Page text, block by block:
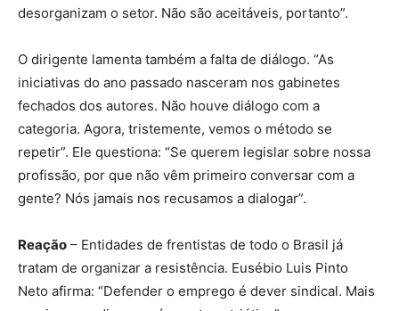
desorganizam o setor. Não são aceitáveis, portanto”.
O dirigente lamenta também a falta de diálogo. “As
iniciativas do ano passado nasceram nos gabinetes
fechados dos autores. Não houve diálogo com a
categoria. Agora, tristemente, vemos o método se
repetir”. Ele questiona: “Se querem legislar sobre nossa
profissão, por que não vêm primeiro conversar com a
gente? Nós jamais nos recusamos a dialogar”.
Reação – Entidades de frentistas de todo o Brasil já
tratam de organizar a resistência. Eusébio Luis Pinto
Neto afirma: “Defender o emprego é dever sindical. Mais